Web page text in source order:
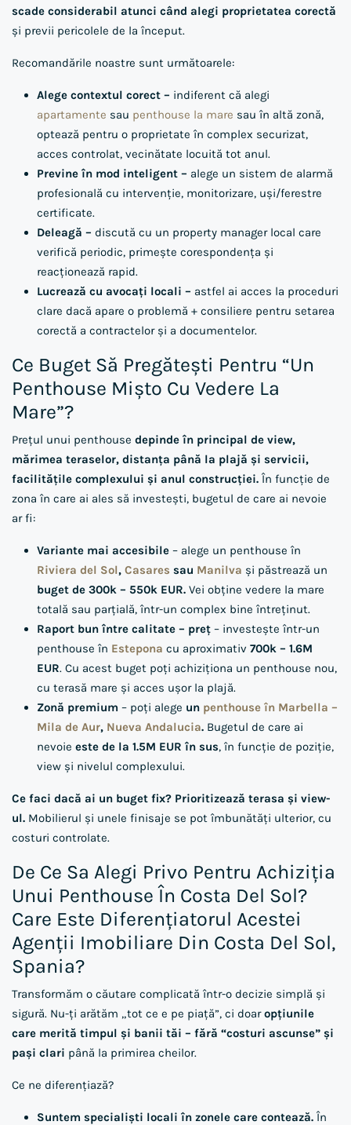
scade considerabil atunci când alegi proprietatea corectă
și previi pericolele de la început.
Recomandările noastre sunt următoarele:
Alege contextul corect – indiferent că alegi
apartamente sau penthouse la mare sau în altă zonă,
optează pentru o proprietate în complex securizat,
acces controlat, vecinătate locuită tot anul.
Previne în mod inteligent – alege un sistem de alarmă
profesională cu intervenție, monitorizare, uși/ferestre
certificate.
Deleagă – discută cu un property manager local care
verifică periodic, primește corespondența și
reacționează rapid.
Lucrează cu avocați locali – astfel ai acces la proceduri
clare dacă apare o problemă + consiliere pentru setarea
corectă a contractelor și a documentelor.
Ce Buget Să Pregătești Pentru “un
Penthouse Mișto Cu Vedere La
Mare”?
Prețul unui penthouse depinde în principal de view,
mărimea teraselor, distanța până la plajă și servicii,
facilitățile complexului și anul construcției. În funcție de
zona în care ai ales să investești, bugetul de care ai nevoie
ar fi:
Variante mai accesibile – alege un penthouse în
Riviera del Sol, Casares sau Manilva și păstrează un
buget de 300k – 550k EUR. Vei obține vedere la mare
totală sau parțială, într-un complex bine întreținut.
Raport bun între calitate – preț – investește într-un
penthouse în Estepona cu aproximativ 700k – 1.6M
EUR. Cu acest buget poți achiziționa un penthouse nou,
cu terasă mare și acces ușor la plajă.
Zonă premium – poți alege un penthouse în Marbella –
Mila de Aur, Nueva Andalucia. Bugetul de care ai
nevoie este de la 1.5M EUR în sus, în funcție de poziție,
view și nivelul complexului.
Ce faci dacă ai un buget fix? Prioritizează terasa și view-
ul. Mobilierul și unele finisaje se pot îmbunătăți ulterior, cu
costuri controlate.
De Ce Sa Alegi Privo Pentru Achiziția
Unui Penthouse În Costa Del Sol?
Care Este Diferențiatorul Acestei
Agenții Imobiliare Din Costa Del Sol,
Spania?
Transformăm o căutare complicată într-o decizie simplă și
sigură. Nu-ți arătăm „tot ce e pe piață”, ci doaropțiunile
care merită timpul și banii tăi – fără “costuri ascunse” și
pași clari până la primirea cheilor.
Ce ne diferențiază?
Suntem specialiști locali în zonele care contează. În